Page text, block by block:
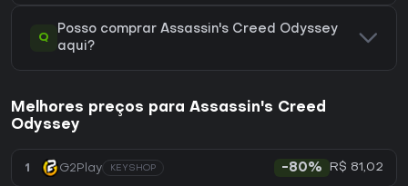
Q
Posso comprar Assassin's Creed Odyssey
aqui?
Melhores preços para Assassin's Creed
Odyssey
1 G2Play KEYSHOP -80% R$ 81,02